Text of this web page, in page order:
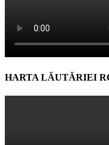
HARTA LĂUTĂRIEI